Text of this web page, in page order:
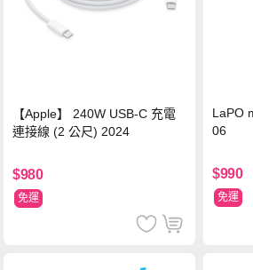
【Apple】 240W USB-C 充電
連接線 (2 公尺) 2024
$980
免運
LaPO
06
$990
免運